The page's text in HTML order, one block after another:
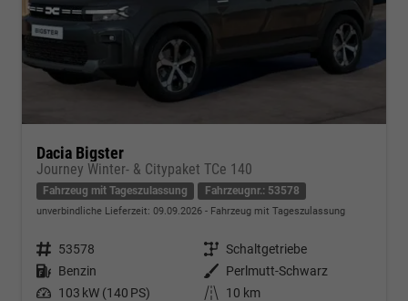
Dacia Bigster
Journey Winter- & Citypaket TCe 140
Fahrzeug mit Tageszulassung Fahrzeugnr.: 53578
unverbindliche Lieferzeit: 09.09.2026 Fahrzeug mit Tageszulassung
Fahrzeugnr. 53578 Getriebe Schaltgetriebe
Kraftstoff Benzin Außenfarbe
Perlmutt-Schwarz
Leistung 103 kW (140 PS) Kilometerstand
10 km